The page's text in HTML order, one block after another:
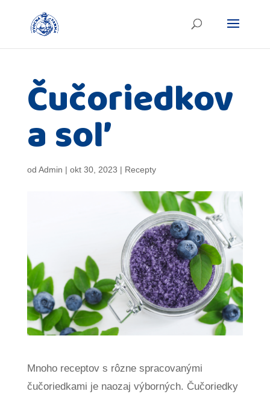
Čučoriedkov
a soľ
od Admin | okt 30, 2023 | Recepty
Mnoho receptov s rôzne spracovanými
čučoriedkami je naozaj výborných. Čučoriedky